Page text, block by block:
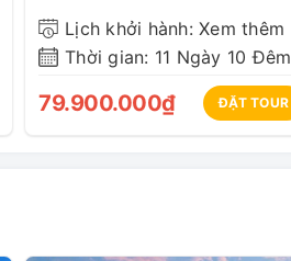
Lịch khởi hành: Xem thêm
Thời gian: 11 Ngày 10 Đêm
79.900.000₫ ĐẶT TOUR